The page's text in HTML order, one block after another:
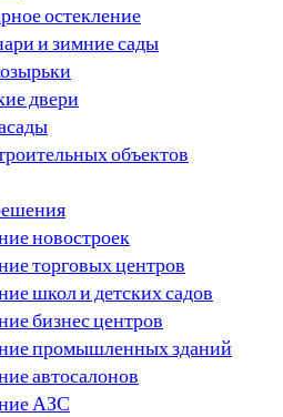
остекление
и зимние сады
двери
объектов
новостроек
торговых центров
школ и детских садов
бизнес центров
промышленных зданий
автосалонов
АЗС